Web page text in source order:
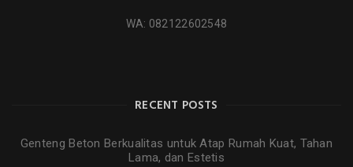
WA: 082122602548
RECENT POSTS
Genteng Beton Berkualitas untuk Atap Rumah Kuat, Tahan
Lama, dan Estetis